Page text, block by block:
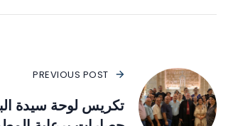
PREVIOUS POST
تكريس لوحة سيدة